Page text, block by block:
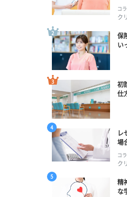
コ
ク
保
い
初
仕
レ
場
そ
コ
ク
精
な